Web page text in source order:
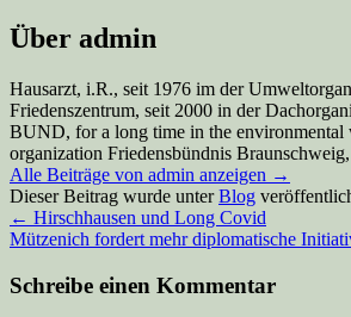
Über admin
Hausarzt, i.R., seit 1976 im der
Friedenszentrum, seit 2000 in der
BUND, for a long time in the environmental
organization Friedensbündnis
Alle Beiträge von admin anzeigen →
Dieser Beitrag wurde unterBlog
← Hirschhausen und Long Covid
Mützenich fordert mehr diplomatische
Schreibe einen Kommentar